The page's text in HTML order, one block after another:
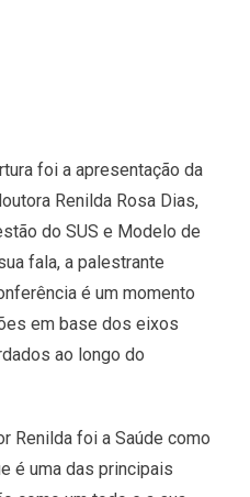
foi a apresentação da
Renilda Rosa Dias,
do SUS e Modelo de
fala, a palestrante
é um momento
em base dos eixos
ao longo do
Renilda foi a Saúde como
é uma das principais